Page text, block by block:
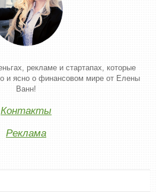
рекламе и стартапах, которые
и ясно о финансовом мире от Елены
Ванн!
Контакты
Реклама